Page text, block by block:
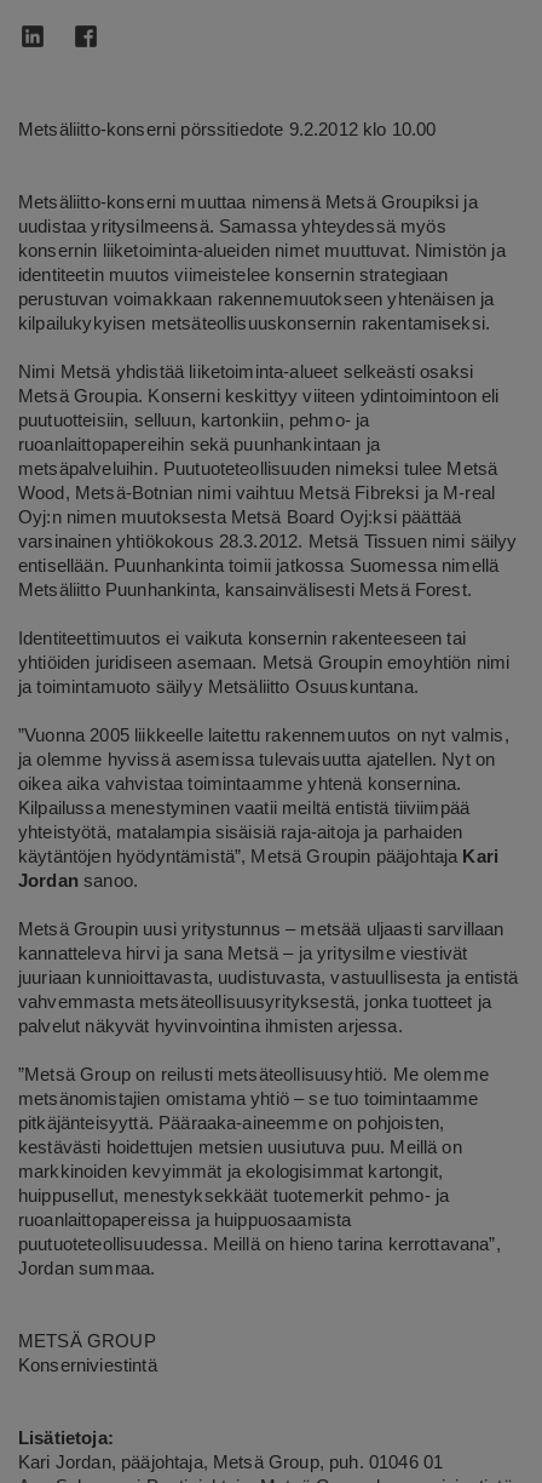
Metsäliitto-konserni pörssitiedote 9.2.2012 klo 10.00
Metsäliitto-konserni muuttaa nimensä Metsä Groupiksi ja
uudistaa yritysilmeensä. Samassa yhteydessä myös
konsernin liiketoiminta-alueiden nimet muuttuvat. Nimistön ja
identiteetin muutos viimeistelee konsernin strategiaan
perustuvan voimakkaan rakennemuutokseen yhtenäisen ja
kilpailukykyisen metsäteollisuuskonsernin rakentamiseksi.
Nimi Metsä yhdistää liiketoiminta-alueet selkeästi osaksi
Metsä Groupia. Konserni keskittyy viiteen ydintoimintoon eli
puutuotteisiin, selluun, kartonkiin, pehmo- ja
ruoanlaittopapereihin sekä puunhankintaan ja
metsäpalveluihin. Puutuoteteollisuuden nimeksi tulee Metsä
Wood, Metsä-Botnian nimi vaihtuu Metsä Fibreksi ja M-real
Oyj:n nimen muutoksesta Metsä Board Oyj:ksi päättää
varsinainen yhtiökokous 28.3.2012. Metsä Tissuen nimi säilyy
entisellään. Puunhankinta toimii jatkossa Suomessa nimellä
Metsäliitto Puunhankinta, kansainvälisesti Metsä Forest.
Identiteettimuutos ei vaikuta konsernin rakenteeseen tai
yhtiöiden juridiseen asemaan. Metsä Groupin emoyhtiön nimi
ja toimintamuoto säilyy Metsäliitto Osuuskuntana.
”Vuonna 2005 liikkeelle laitettu rakennemuutos on nyt valmis,
ja olemme hyvissä asemissa tulevaisuutta ajatellen. Nyt on
oikea aika vahvistaa toimintaamme yhtenä konsernina.
Kilpailussa menestyminen vaatii meiltä entistä tiiviimpää
yhteistyötä, matalampia sisäisiä raja-aitoja ja parhaiden
käytäntöjen hyödyntämistä”, Metsä Groupin pääjohtaja Kari
Jordansanoo.
Metsä Groupin uusi yritystunnus – metsää uljaasti sarvillaan
kannatteleva hirvi ja sana Metsä – ja yritysilme viestivät
juuriaan kunnioittavasta, uudistuvasta, vastuullisesta ja entistä
vahvemmasta metsäteollisuusyrityksestä, jonka tuotteet ja
palvelut näkyvät hyvinvointina ihmisten arjessa.
”Metsä Group on reilusti metsäteollisuusyhtiö. Me olemme
metsänomistajien omistama yhtiö – se tuo toimintaamme
pitkäjänteisyyttä. Pääraaka-aineemme on pohjoisten,
kestävästi hoidettujen metsien uusiutuva puu. Meillä on
markkinoiden kevyimmät ja ekologisimmat kartongit,
huippusellut, menestyksekkäät tuotemerkit pehmo- ja
ruoanlaittopapereissa ja huippuosaamista
puutuoteteollisuudessa. Meillä on hieno tarina kerrottavana”,
Jordan summaa.
METSÄ GROUP
Konserniviestintä
Lisätietoja:
Kari Jordan, pääjohtaja, Metsä Group, puh. 01046 01